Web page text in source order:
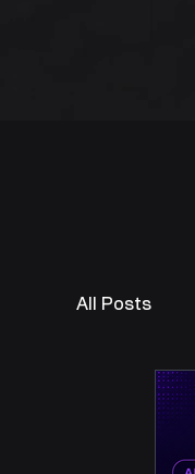
All Posts